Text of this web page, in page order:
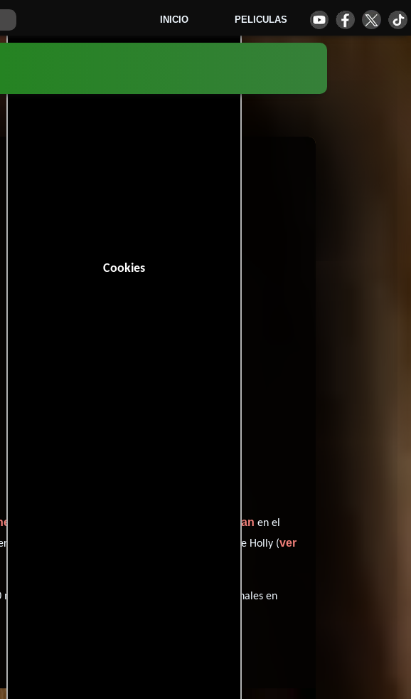
INICIO PELICULAS
Cookies
01 hr 20 min (80 minutos).
Bob Newman en el
y desempeñando el papel de Holly (ver
(80 minutos), esta película tiene diálogos originales en